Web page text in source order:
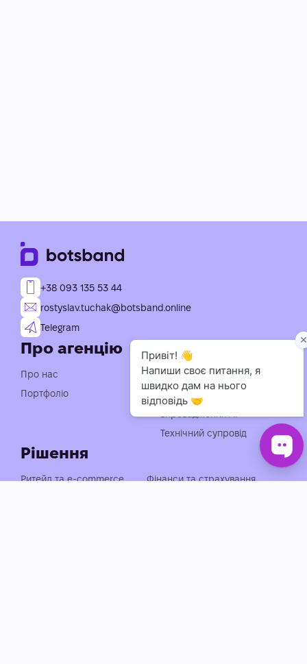
+38 093 135 53 44
rostyslav.tuchak@botsband.online
Telegram
Про агенцію
Про нас
Портфоліо
Рішення
Ритейл та e-commerce
Фінанси та страхування
Послуги
Індивідуальна розробка
чат-ботів
Консультація із
Технічний супровід